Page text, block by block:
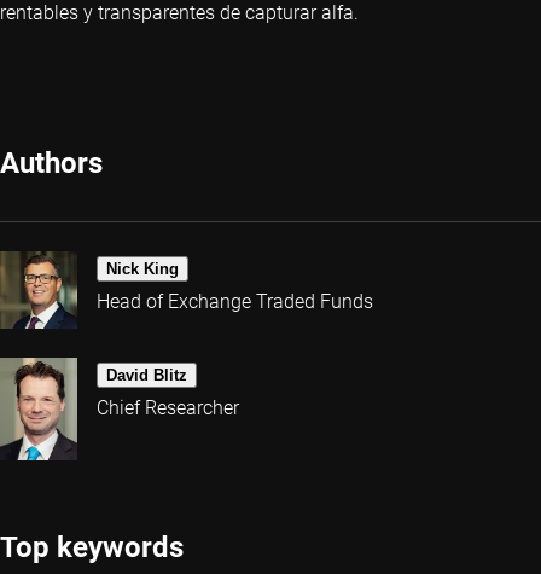
rentables y transparentes de capturar alfa.
Authors
Nick King
Head of Exchange Traded Funds
David Blitz
Chief Researcher
Top keywords